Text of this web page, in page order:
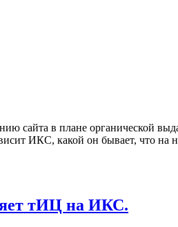
сайта в плане органической
ИКС, какой он бывает, что на
тИЦ на ИКС.